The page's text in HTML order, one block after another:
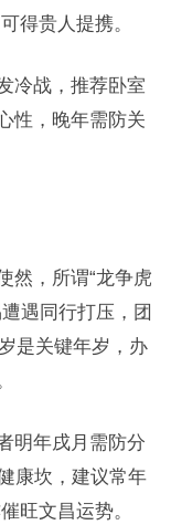
得贵人提携。
冷战，推荐卧室
性，晚年需防关
然，所谓“龙争虎
遇同行打压，团
是关键年岁，办
明年戌月需防分
康坎，建议常年
旺文昌运势。